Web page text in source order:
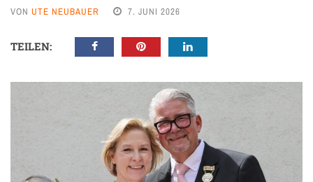
VON UTE NEUBAUER 7. JUNI 2026
TEILEN: